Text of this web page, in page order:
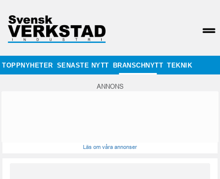
TOPPNYHETER SENASTE NYTT BRANSCHNYTT TEKNIK
ANNONS
Läs om våra annonser